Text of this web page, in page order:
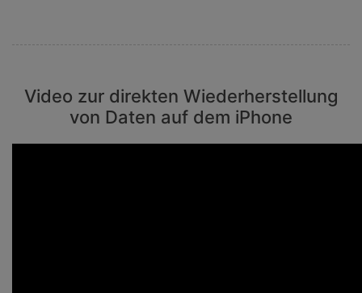
Video zur direkten Wiederherstellung
von Daten auf dem iPhone